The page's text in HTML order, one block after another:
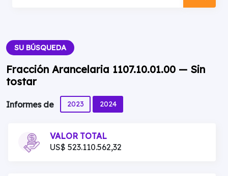
SU BÚSQUEDA
Fracción Arancelaria 1107.10.01.00 — Sin
tostar
Informes de 2023 2024
VALOR TOTAL
US$ 523.110.562,32